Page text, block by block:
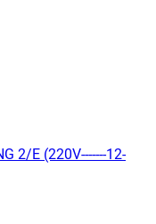
2/Е (220V-------12-